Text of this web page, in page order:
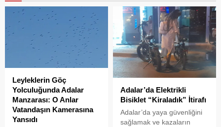
Leyleklerin Göç
Yolculuğunda Adalar
Manzarası: O Anlar
Vatandaşın Kamerasına
Yansıdı
Adalar’da Elektrikli
Bisiklet “Kiraladık” İtirafı
Adalar’da yaya güvenliğini
sağlamak ve kazaların